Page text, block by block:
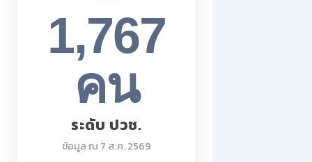
1,767
คน
ระดับ ปวช.
ข้อมูล ณ 7 ส.ค. 2569